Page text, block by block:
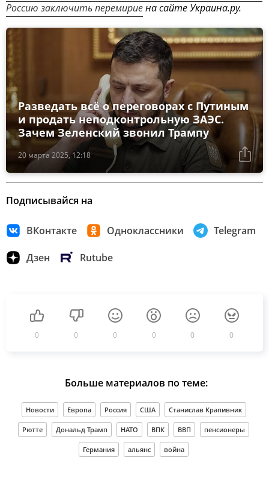
Россию заключить перемириена сайте Украина.ру.
20 марта 2025, 12:18
Разведать всё о переговорах с Путиным
и продать неподконтрольную ЗАЭС.
Зачем Зеленский звонил Трампу
Подписывайся на
ВКонтакте Одноклассники Telegram
Дзен Rutube
0 0 0 0 0 0
Больше материалов по теме:
Новости Европа Россия США Станислав Крапивник
Рютте Дональд Трамп НАТО ВПК ВВП пенсионеры
Германия альянс война